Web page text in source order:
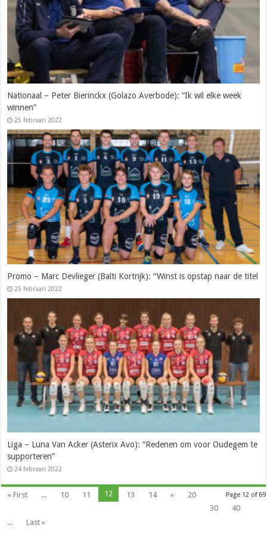
Nationaal – Peter Bierinckx (Golazo Averbode): “Ik wil elke week
winnen”
25 februari 2022
Promo – Marc Devlieger (Balti Kortrijk): “Winst is opstap naar de titel
25 februari 2022
Liga – Luna Van Acker (Asterix Avo): “Redenen om voor Oudegem te
supporteren”
24 februari 2022
Page 12 of 69
« First ... 10 11 12 13 14 »
20
30
40
...
Last »